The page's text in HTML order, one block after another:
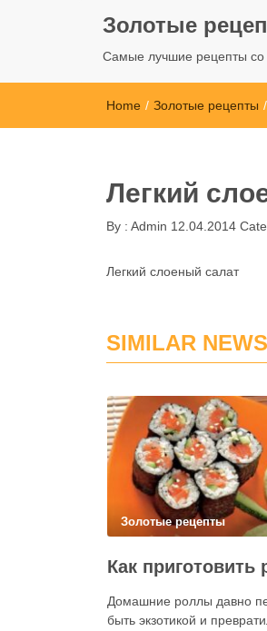
Золотые
Самые лучшие рецепты со
Home / Золотые рецепты /
Легкий
By : Admin 12.04.2014
Легкий слоеный салат
SIMILAR NEWS
Золотые рецепты
Домашние роллы давно
быть экзотикой и